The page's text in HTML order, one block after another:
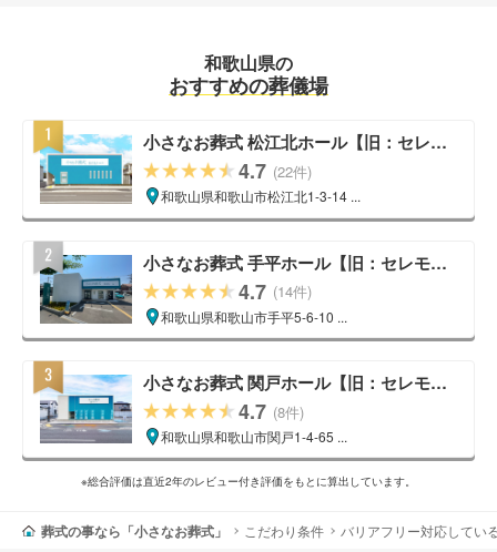
和歌山県の
おすすめの葬儀場
小さなお葬式 松江北ホール【旧：セレモ
ニーハウス 松江北】
4.7 (22件)
和歌山県和歌山市松江北1-3-14 ...
小さなお葬式 手平ホール【旧：セレモニ
ーハウス 手平】
4.7 (14件)
和歌山県和歌山市手平5-6-10 ...
小さなお葬式 関戸ホール【旧：セレモニ
ーハウス 関戸】
4.7 (8件)
和歌山県和歌山市関戸1-4-65 ...
※総合評価は直近2年のレビュー付き評価をもとに算出しています。
葬式の事なら「小さなお葬式」 こだわり条件 バリアフリー対応してい